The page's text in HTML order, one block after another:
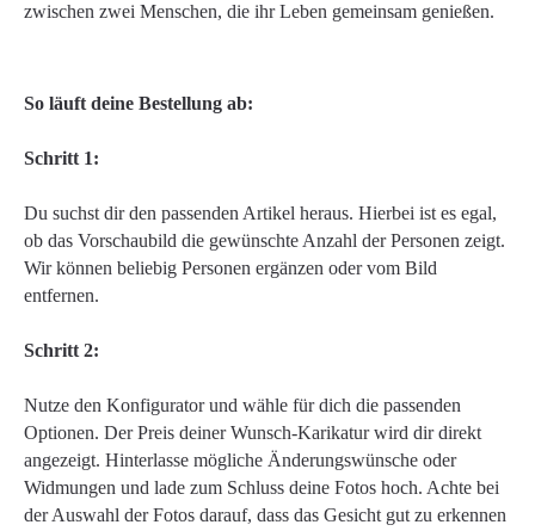
zwischen zwei Menschen, die ihr Leben gemeinsam genießen.
So läuft deine Bestellung ab:
Schritt 1:
Du suchst dir den passenden Artikel heraus. Hierbei ist es egal,
ob das Vorschaubild die gewünschte Anzahl der Personen zeigt.
Wir können beliebig Personen ergänzen oder vom Bild
entfernen.
Schritt 2:
Nutze den Konfigurator und wähle für dich die passenden
Optionen. Der Preis deiner Wunsch-Karikatur wird dir direkt
angezeigt. Hinterlasse mögliche Änderungswünsche oder
Widmungen und lade zum Schluss deine Fotos hoch. Achte bei
der Auswahl der Fotos darauf, dass das Gesicht gut zu erkennen